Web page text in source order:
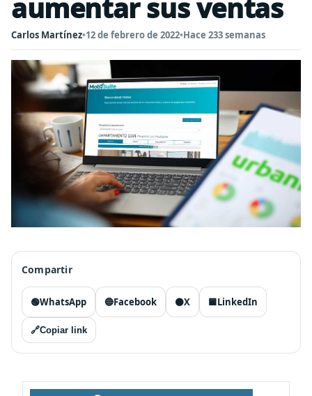
aumentar sus ventas
Carlos Martínez•12 de febrero de 2022•Hace 233 semanas
Compartir
🟢WhatsApp 🔵Facebook ⚫X 🟦LinkedIn
🔗Copiar link